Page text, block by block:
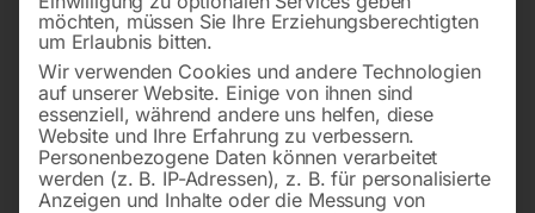
möchten, müssen Sie Ihre Erziehungsberechtigten
um Erlaubnis bitten.
Wir verwenden Cookies und andere Technologien
auf unserer Website. Einige von ihnen sind
essenziell, während andere uns helfen, diese
Website und Ihre Erfahrung zu verbessern.
Personenbezogene Daten können verarbeitet
werden (z. B. IP-Adressen), z. B. für personalisierte
Anzeigen und Inhalte oder die Messung von